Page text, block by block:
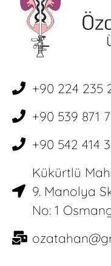
+90 224 235
+90 539 871
+90 542 414
Kükürtlü
9. Manolya
No: 1